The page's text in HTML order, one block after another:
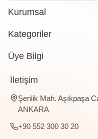
Kurumsal
Kategoriler
Üye Bilgi
İletişim
Şenlik Mah. Aşıkpaşa
ANKARA
+90 552 300 30 20